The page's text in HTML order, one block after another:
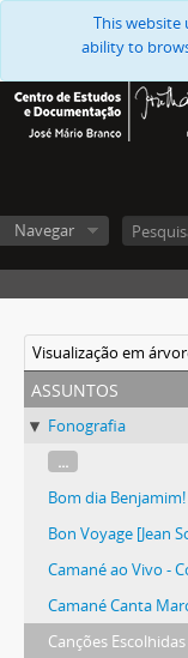
This website
ability to
Navegar
Visualização em
assuntos
Fonografia
...
Bom dia
Bon Voyage [Jean
Camané Canta
Canções